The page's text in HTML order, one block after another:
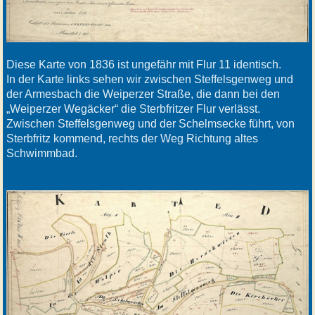
Diese Karte von 1836 ist ungefähr mit Flur 11 identisch.
In der Karte links sehen wir zwischen Steffelsgenweg und
der Armesbach die Weiperzer Straße, die dann bei den
„Weiperzer Wegäcker“ die Sterbfritzer Flur verlässt.
Zwischen Steffelsgenweg und der Schelmsecke führt, von
Sterbfritz kommend, rechts der Weg Richtung altes
Schwimmbad.